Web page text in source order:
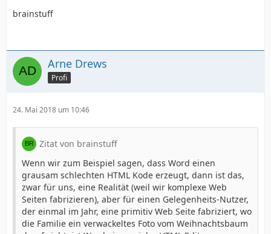
brainstuff
Arne Drews
Profi
24. Mai 2018 um 10:46
Zitat von brainstuff
Wenn wir zum Beispiel sagen, dass Word einen
grausam schlechten HTML Kode erzeugt, dann ist das,
zwar für uns, eine Realität (weil wir komplexe Web
Seiten fabrizieren), aber für einen Gelegenheits-Nutzer,
der einmal im Jahr, eine primitiv Web Seite fabriziert, wo
die Familie ein verwackeltes Foto vom Weihnachtsbaum